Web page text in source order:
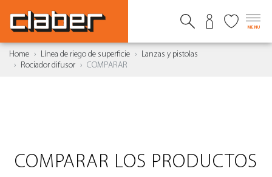
MENU
Home Línea de riego de superficie
Lanzas y pistolas
Rociador difusor
COMPARAR
COMPARAR LOS PRODUCTOS